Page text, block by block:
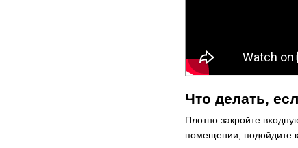
Что делать,
Плотно закройте
помещении, подойдите